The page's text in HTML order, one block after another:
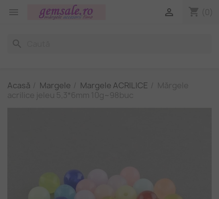
 shopping_cart (0)

search
Acasă Margele Margele ACRILICE
Mărgele
acrilice jeleu 5,3*6mm 10g~98buc